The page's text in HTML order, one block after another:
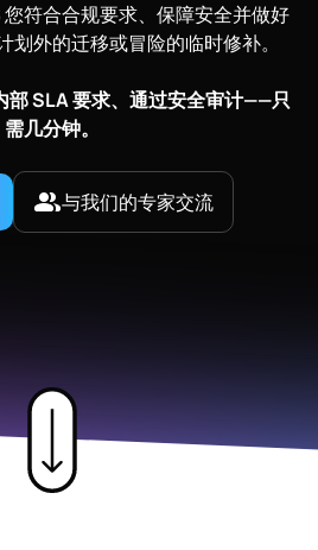
符合合规要求、保障安全并做好
划外的迁移或冒险的临时修补。
部 SLA 要求、通过安全审计——只
需几分钟。
与我们的专家交流